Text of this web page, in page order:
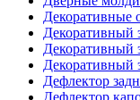
Декоративные
Декоративный
Декоративный
Декоративный
Дефлектор
Дефлектор